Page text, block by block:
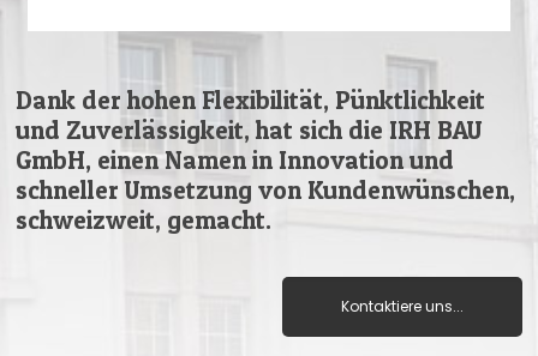
Dank der hohen Flexibilität, Pünktlichkeit
und Zuverlässigkeit, hat sich die IRH BAU
GmbH, einen Namen in Innovation und
schneller Umsetzung von Kundenwünschen,
schweizweit, gemacht.
Kontaktiere uns...